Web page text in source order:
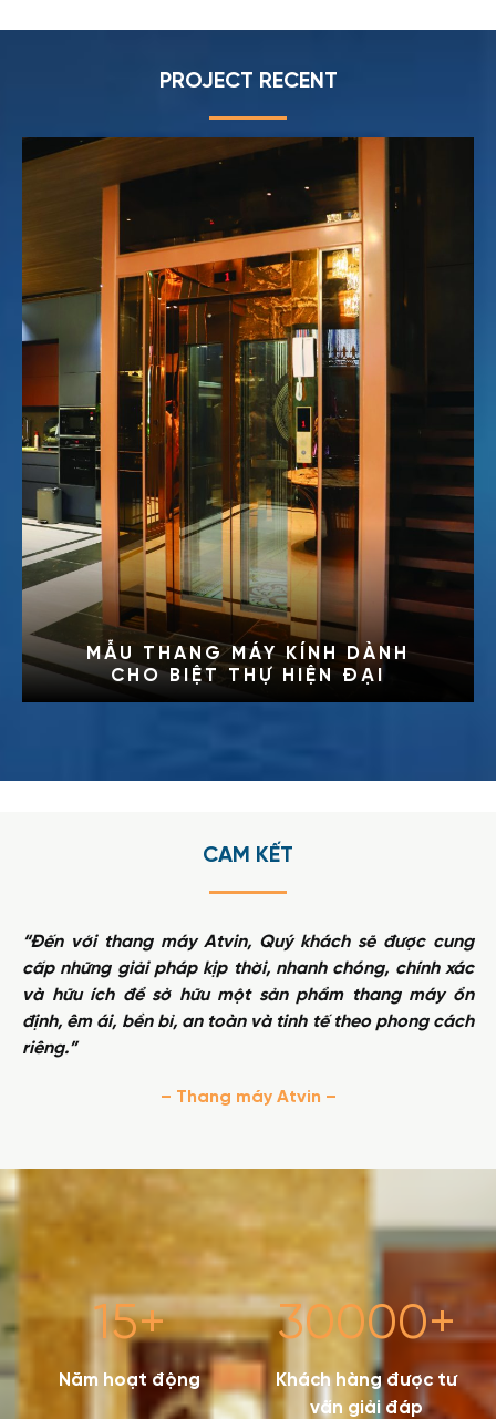
PROJECT RECENT
TRẢI NGHIỆM THANG MÁY KÍNH
CÙNG PHONG CÁCH THIẾT KẾ
PHÙ HỢP
CAM KẾT
“Đến với thang máy Atvin, Quý khách sẽ được cung
cấp những giải pháp kịp thời, nhanh chóng, chính xác
và hữu ích để sở hữu một sản phẩm thang máy ổn
định, êm ái, bền bỉ, an toàn và tinh tế theo phong cách
riêng.”
– Thang máy Atvin –
15+
Năm hoạt động
30000+
Khách hàng được tư
vấn giải đáp